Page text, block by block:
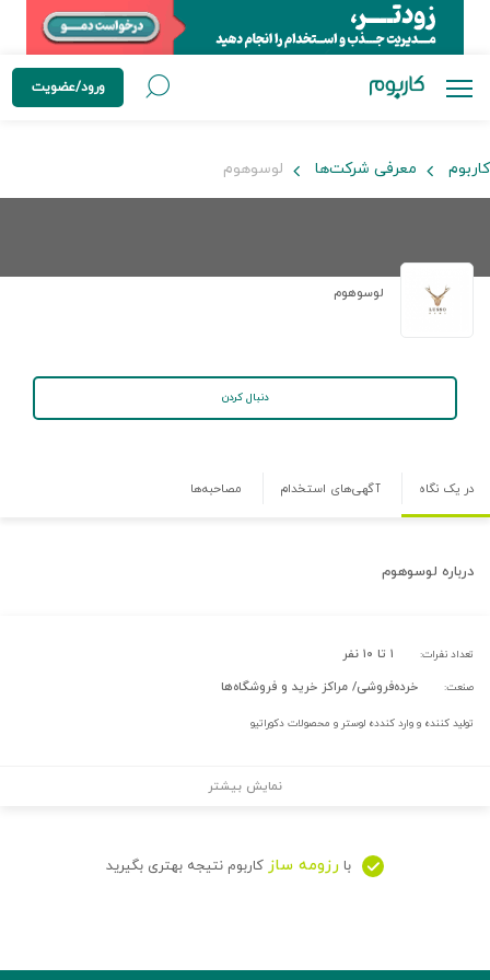
ورود/عضویت
کاربوم معرفی شرکت‌ها لوسوهوم
لوسوهوم
دنبال کردن
در یک نگاه آگهی‌های استخدام مصاحبه‌ها
درباره لوسوهوم
تعداد نفرات: ۱ تا ۱۰ نفر
صنعت: خرده‌فروشی/ مراکز خرید و فروشگاه‌ها
تولید کننده و وارد کندده لوستر و محصولات دکوراتیو
نمایش بیشتر
با رزومه ساز کاربوم نتیجه بهتری بگیرید